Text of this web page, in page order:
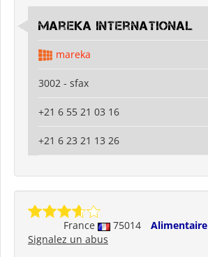
Mareka international
mareka
3002 - sfax
+21 6 55 21 03 16
+21 6 23 21 13 26
France 75014
Alimentaire
Signalez un abus